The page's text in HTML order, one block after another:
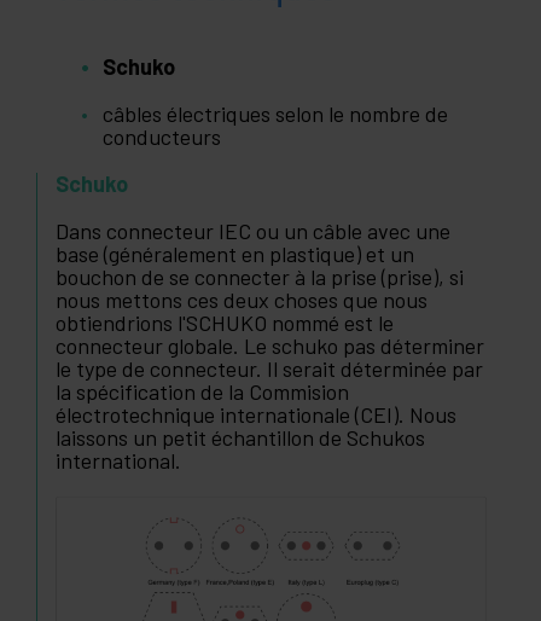
Schuko
câbles électriques selon le nombre de
conducteurs
Schuko
Dans connecteur IEC ou un câble avec une
base (généralement en plastique) et un
bouchon de se connecter à la prise (prise), si
nous mettons ces deux choses que nous
obtiendrions l'SCHUKO nommé est le
connecteur globale. Le schuko pas déterminer
le type de connecteur. Il serait déterminée par
la spécification de la Commision
électrotechnique internationale (CEI). Nous
laissons un petit échantillon de Schukos
international.